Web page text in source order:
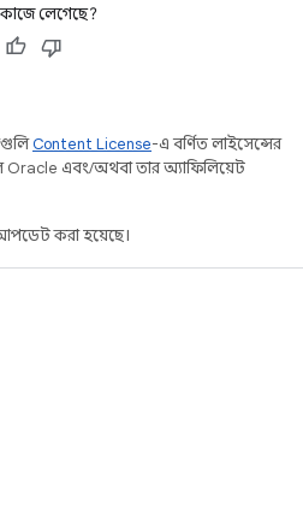
লেগেছে?
Content License-এ বর্ণিত লাইসেন্সের
Oracle এবং/অথবা তার অ্যাফিলিয়েট
করা হয়েছে।